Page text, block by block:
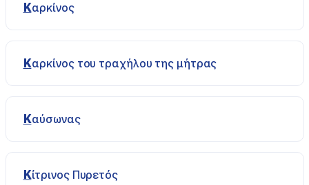
Καρκίνος
Καρκίνος του τραχήλου της μήτρας
Καύσωνας
Κίτρινος Πυρετός